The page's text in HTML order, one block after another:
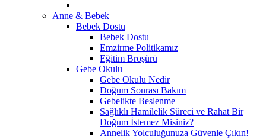
Anne & Bebek
Bebek Dostu
Bebek Dostu
Emzirme Politikamız
Eğitim Broşürü
Gebe Okulu
Gebe Okulu Nedir
Doğum Sonrası Bakım
Gebelikte Beslenme
Sağlıklı Hamilelik Süreci ve Rahat Bir
Doğum İstemez Misiniz?
Annelik Yolculuğunuza Güvenle Çıkın!